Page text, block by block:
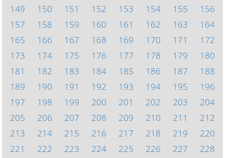
149
150 151 152 153 154 155
156
157
158 159 160 161 162 163
164
165
166 167 168 169 170 171
172
173
174 175 176 177 178 179
180
181
182 183 184 185 186 187
188
189
190 191 192 193 194 195
196
197
198 199 200 201 202 203
204
205
206 207 208 209 210 211
212
213
214 215 216 217 218 219
220
221
222 223 224 225 226 227
228